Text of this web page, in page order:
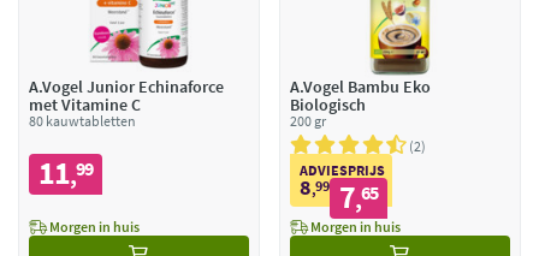
A.Vogel Junior Echinaforce
met Vitamine C
80 kauwtabletten
11,99
Morgen in huis
A.Vogel Bambu Eko
Biologisch
200 gr
2
ADVIESPRIJS
8,99 7,65
Morgen in huis